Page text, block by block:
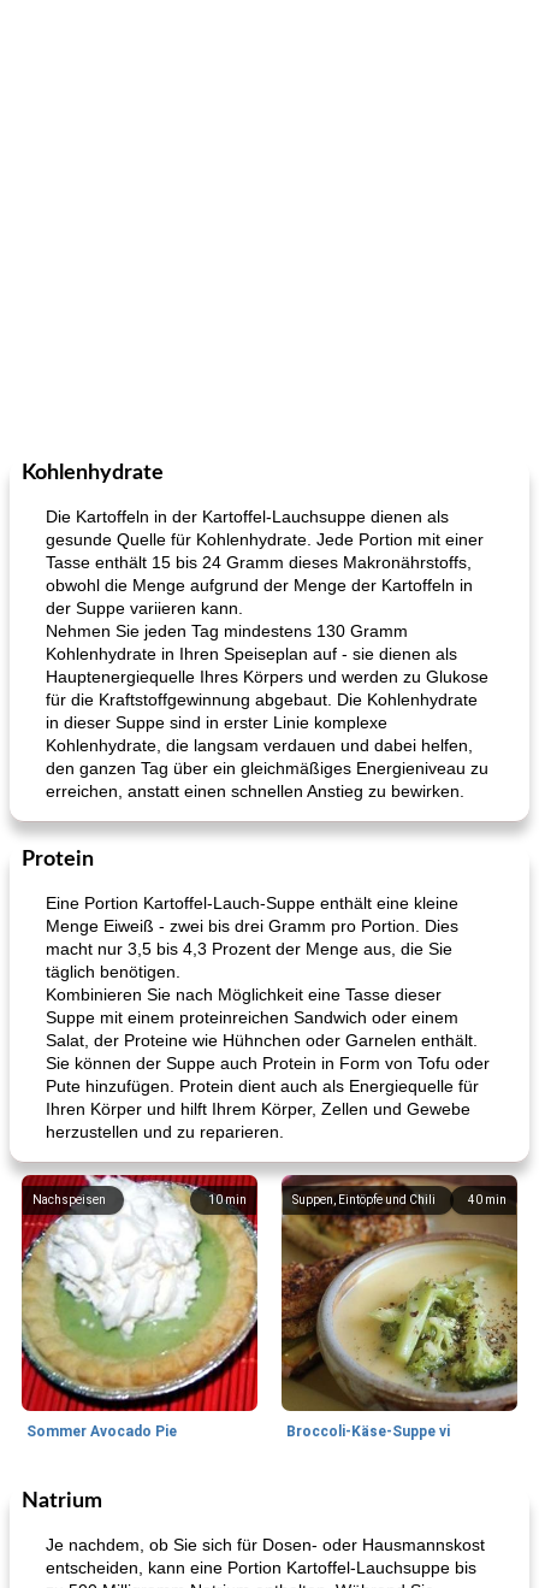
Kohlenhydrate
Die Kartoffeln in der Kartoffel-Lauchsuppe dienen als
gesunde Quelle für Kohlenhydrate. Jede Portion mit einer
Tasse enthält 15 bis 24 Gramm dieses Makronährstoffs,
obwohl die Menge aufgrund der Menge der Kartoffeln in
der Suppe variieren kann.
Nehmen Sie jeden Tag mindestens 130 Gramm
Kohlenhydrate in Ihren Speiseplan auf - sie dienen als
Hauptenergiequelle Ihres Körpers und werden zu Glukose
für die Kraftstoffgewinnung abgebaut. Die Kohlenhydrate
in dieser Suppe sind in erster Linie komplexe
Kohlenhydrate, die langsam verdauen und dabei helfen,
den ganzen Tag über ein gleichmäßiges Energieniveau zu
erreichen, anstatt einen schnellen Anstieg zu bewirken.
Protein
Eine Portion Kartoffel-Lauch-Suppe enthält eine kleine
Menge Eiweiß - zwei bis drei Gramm pro Portion. Dies
macht nur 3,5 bis 4,3 Prozent der Menge aus, die Sie
täglich benötigen.
Kombinieren Sie nach Möglichkeit eine Tasse dieser
Suppe mit einem proteinreichen Sandwich oder einem
Salat, der Proteine ​​wie Hühnchen oder Garnelen enthält.
Sie können der Suppe auch Protein in Form von Tofu oder
Pute hinzufügen. Protein dient auch als Energiequelle für
Ihren Körper und hilft Ihrem Körper, Zellen und Gewebe
herzustellen und zu reparieren.
10min
Nachspeisen
Sommer Avocado Pie
40 min
Suppen, Eintöpfe und Chili
Broccoli-Käse-Suppe vi
Kurs
Natrium
Je nachdem, ob Sie sich für Dosen- oder Hausmannskost
entscheiden, kann eine Portion Kartoffel-Lauchsuppe bis